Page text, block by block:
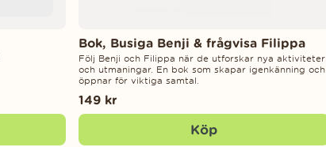
Bok, Busiga Benji & frågvisa Filippa
Följ Benji och Filippa när de utforskar nya aktiviteter
och utmaningar. En bok som skapar igenkänning och
öppnar för viktiga samtal.
149 kr
Köp